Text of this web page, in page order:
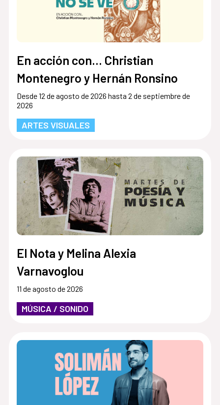
En acción con... Christian
Montenegro y Hernán Ronsino
Desde 12 de agosto de 2026 hasta 2 de septiembre de
2026
ARTES VISUALES
El Nota y Melina Alexia
Varnavoglou
11 de agosto de 2026
MÚSICA / SONIDO